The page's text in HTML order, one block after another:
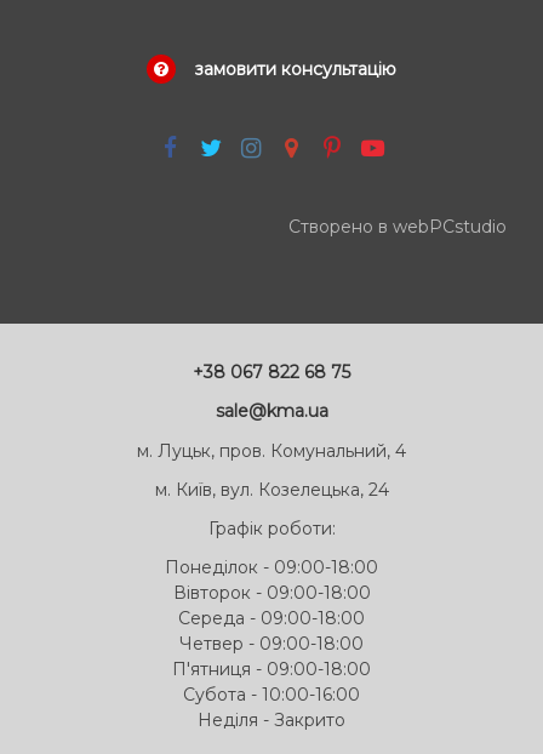
замовити консультацію
Створено в webPCstudio
+38 067 822 68 75
sale@kma.ua
м. Луцьк, пров. Комунальний, 4
м. Київ, вул. Козелецька, 24
Графік роботи:
Понеділок - 09:00-18:00
Вівторок - 09:00-18:00
Середа - 09:00-18:00
Четвер - 09:00-18:00
П'ятниця - 09:00-18:00
Субота - 10:00-16:00
Неділя - Закрито